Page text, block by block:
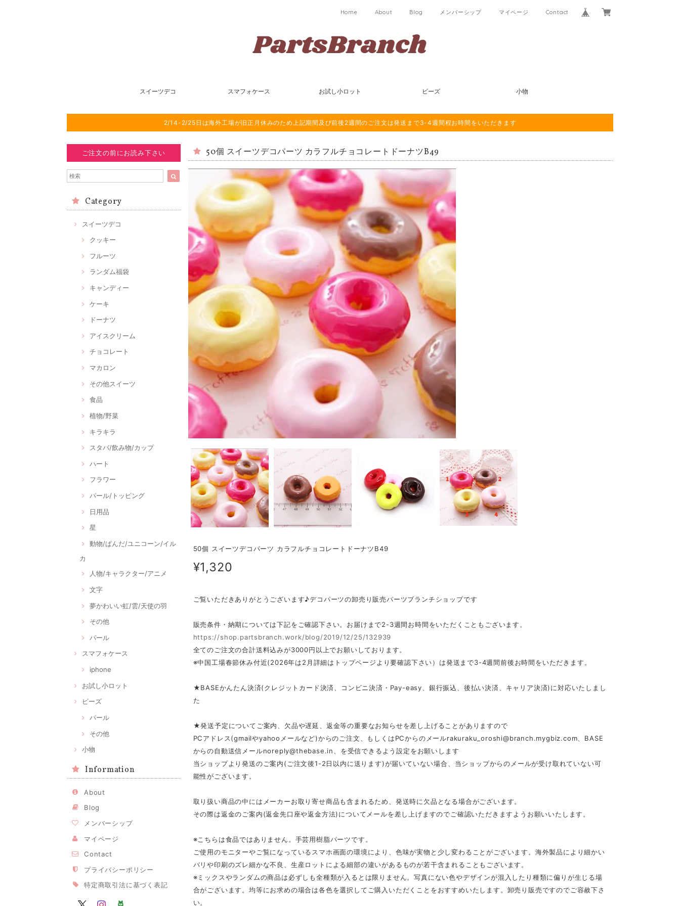
Home About Blog メンバーシップ マイページ Contact
スイーツデコ スマフォケース お試し小ロット ビーズ 小物
2/14-2/25日は海外工場が旧正月休みのため上記期間及び前後2週間のご注文は発送まで3-4週間程お時間をいただきます
ご注文の前にお読み下さい
Category
スイーツデコ
クッキー
フルーツ
ランダム福袋
キャンディー
ケーキ
ドーナツ
アイスクリーム
チョコレート
マカロン
その他スイーツ
食品
植物/野菜
キラキラ
スタバ/飲み物/カップ
ハート
フラワー
パール/トッピング
日用品
星
動物/ぱんだ/ユニコーン/イル
カ
人物/キャラクター/アニメ
文字
夢かわいい虹/雲/天使の羽
その他
パール
スマフォケース
iphone
お試し小ロット
ビーズ
パール
その他
小物
Information
About
Blog
メンバーシップ
マイページ
Contact
プライバシーポリシー
特定商取引法に基づく表記
50個 スイーツデコパーツ カラフルチョコレートドーナツB49
50個 スイーツデコパーツ カラフルチョコレートドーナツB49
¥1,320
ご覧いただきありがとうございます♪デコパーツの卸売り販売パーツブランチショップです
販売条件・納期については下記をご確認下さい。お届けまで2-3週間お時間をいただくこともございます。
https://shop.partsbranch.work/blog/2019/12/25/132939
全てのご注文の合計送料込みが3000円以上でお願いしております。
※中国工場春節休み付近(2026年は2月詳細はトップページより要確認下さい）は発送まで3-4週間前後お時間をいただきます。
★BASEかんたん決済(クレジットカード決済、コンビニ決済・Pay-easy、銀行振込、後払い決済、キャリア決済)に対応いたしまし
た
★発送予定についてご案内、欠品や遅延、返金等の重要なお知らせを差し上げることがありますので
PCアドレス(gmailやyahooメールなど)からのご注文、もしくはPCからのメールrakuraku_oroshi@branch.mygbiz.com 、BASE
からの自動送信メールnoreply@thebase.in
、を受信できるよう設定をお願いします
当ショップより発送のご案内(ご注文後1-2日以内に送ります)が届いていない場合、当ショップからのメールが受け取れていない可
能性がございます。
取り扱い商品の中にはメーカーお取り寄せ商品も含まれるため、発送時に欠品となる場合がございます。
その際は返金のご案内(返金先口座や返金方法)についてメールを差し上げますのでご確認いただきますようお願いいたします。
※こちらは食品ではありません。手芸用樹脂パーツです。
ご使用のモニターやご覧になっているスマホ画面の環境により、色味が実物と少し変わることがございます。海外製品により細かい
バリや印刷のズレ細かな不良、生産ロットによる細部の違いがあるものが若干含まれることもございます。
※ミックスやランダムの商品は必ずしも全種類が入るとは限りません。写真にない色やデザインが混入したり種類に偏りが生じる場
合がございます。均等にお求めの場合は各色を選択してご購入いただくことをおすすめいたします。卸売り販売ですのでご容赦下さ
い。